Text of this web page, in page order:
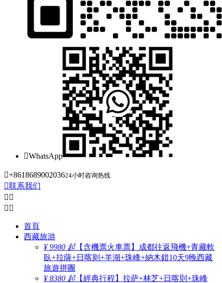
WhatsApp
+861868900203624小时咨询热线
联系我们
 
 
首頁
西藏旅游
¥ 9980 起【含機票火車票】成都往返飛機+青藏軟
臥+拉薩+日喀则+羊湖+珠峰+納木錯10天9晚西藏
旅遊拼團
¥ 8380 起【經典行程】拉萨+林芝+日喀則+珠峰